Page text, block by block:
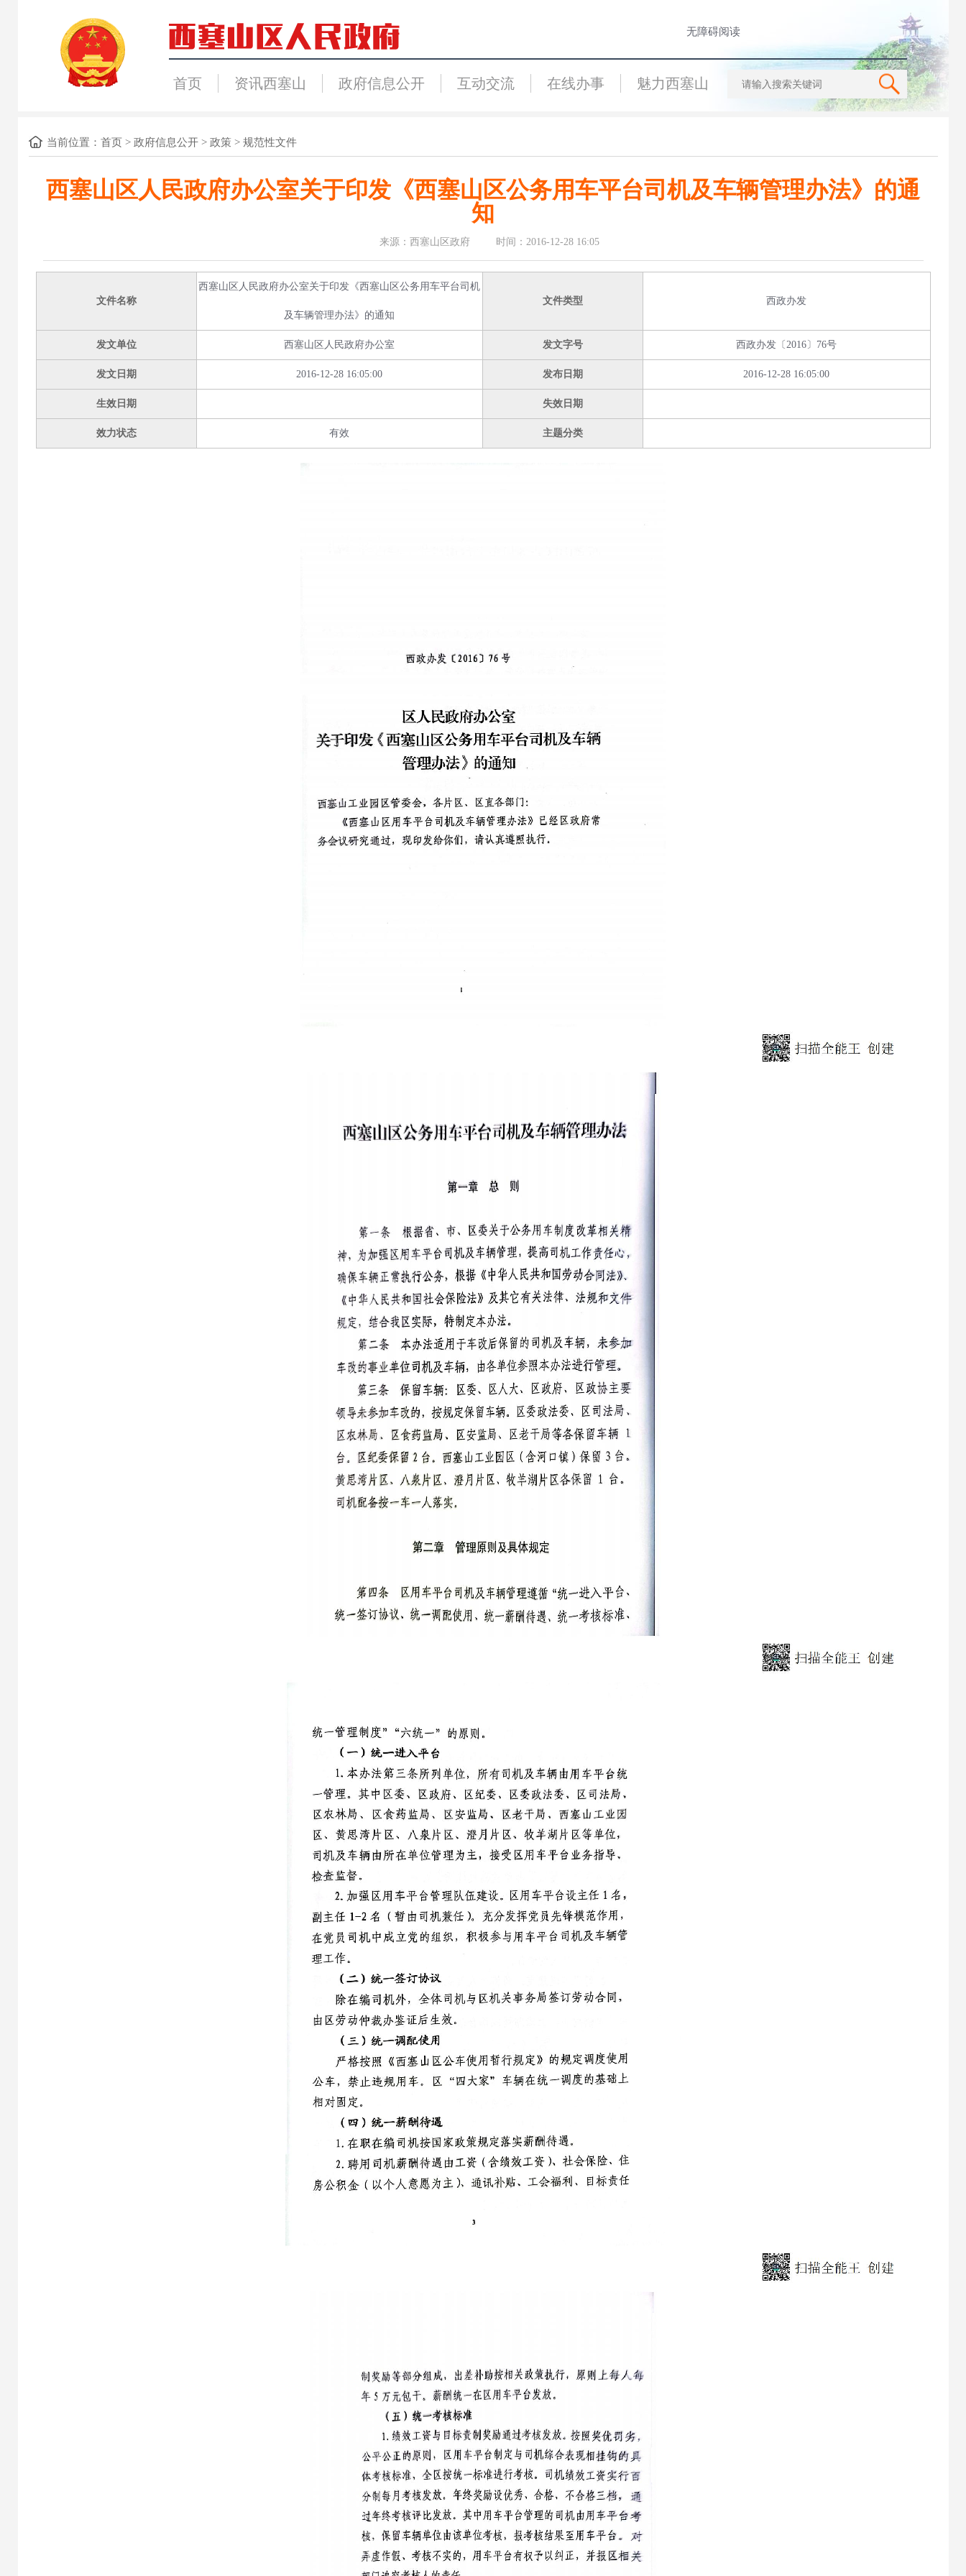
无障碍阅读
首页 资讯西塞山 政府信息公开 互动交流 在线办事 魅力西塞山
当前位置： 首页> 政府信息公开> 政策> 规范性文件
西塞山区人民政府办公室关于印发《西塞山区公务用车平台司机及车辆管理办法》的通
知
来源：西塞山区政府 时间：2016-12-28 16:05
文件名称
西塞山区人民政府办公室关于印发《西塞山区公务用车平台司机
及车辆管理办法》的通知
文件类型 西政办发
发文单位 西塞山区人民政府办公室 发文字号 西政办发〔2016〕76号
发文日期 2016-12-28 16:05:00 发布日期 2016-12-28 16:05:00
生效日期 失效日期
效力状态 有效 主题分类